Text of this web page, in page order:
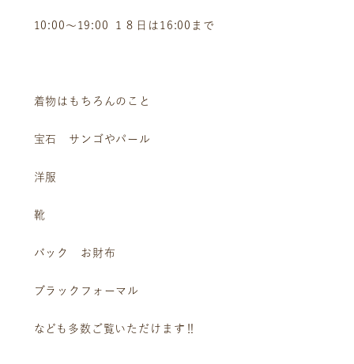
10:00〜19:00 １８日は16:00まで
着物はもちろんのこと
宝石 サンゴやパール
洋服
靴
バック お財布
ブラックフォーマル
なども多数ご覧いただけます‼️